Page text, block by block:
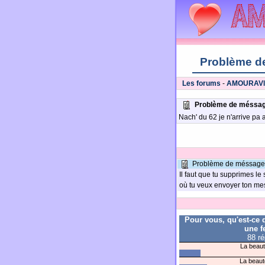
Problème
Les forums -
Problème de
Nach' du 62 je n'arrive pa
Problème de
Il faut que tu supprimes
où tu veux envoyer ton
Pour vous, qu'est-ce
une
88
La
La